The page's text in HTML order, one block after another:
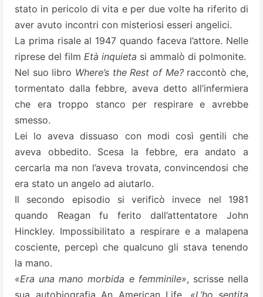
stato in pericolo di vita e per due volte ha riferito di
aver avuto incontri con misteriosi esseri angelici.
La prima risale al 1947 quando faceva l’attore. Nelle
riprese del film Età inquieta si ammalò di polmonite.
Nel suo libro Where’s the Rest of Me?raccontò che,
tormentato dalla febbre, aveva detto all’infermiera
che era troppo stanco per respirare e avrebbe
smesso.
Lei lo aveva dissuaso con modi così gentili che
aveva obbedito. Scesa la febbre, era andato a
cercarla ma non l’aveva trovata, convincendosi che
era stato un angelo ad aiutarlo.
Il secondo episodio si verificò invece nel 1981
quando Reagan fu ferito dall’attentatore John
Hinckley. Impossibilitato a respirare e a malapena
cosciente, percepì che qualcuno gli stava tenendo
la mano.
«Era una mano morbida e femminile», scrisse nella